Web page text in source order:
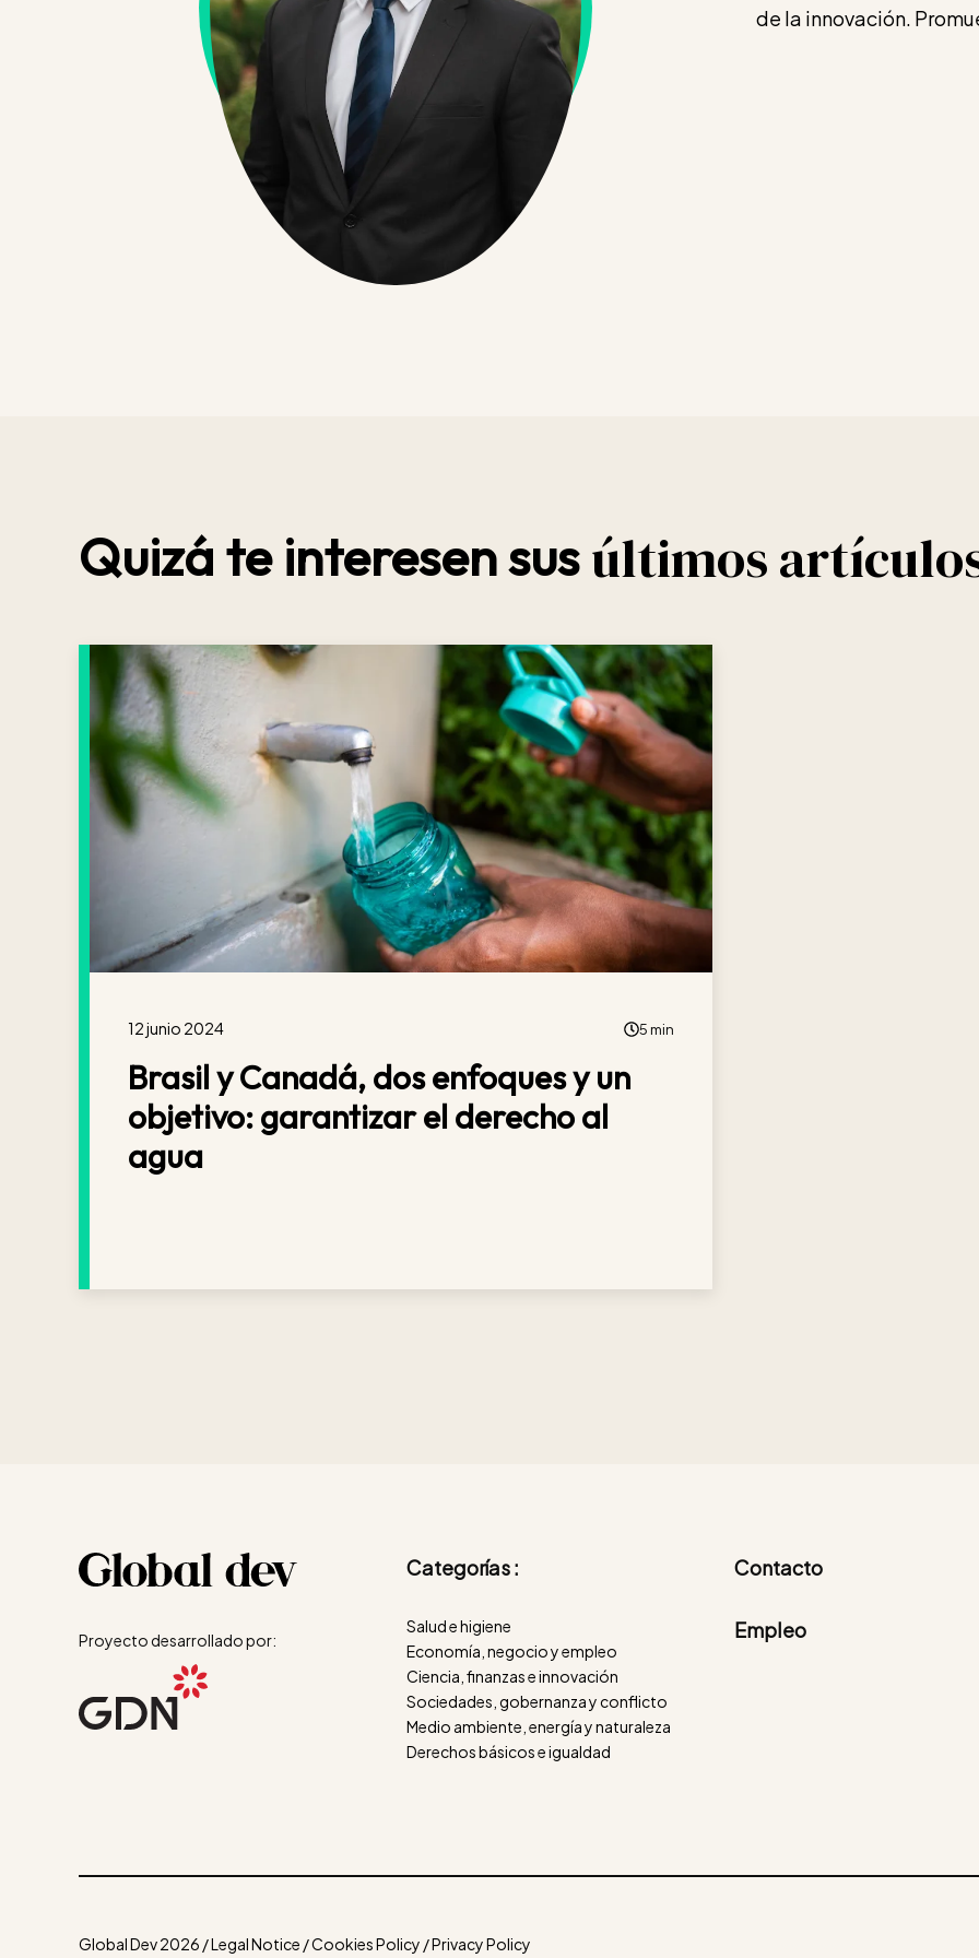
de la innovación.
Quizá te interesen sus últimos
12 junio 2024 5 min
Brasil y Canadá, dos enfoques y un
objetivo: garantizar el derecho al
agua
Proyecto desarrollado por:
Categorías :
Salud e higiene
Economía, negocio y empleo
Ciencia, finanzas e innovación
Sociedades, gobernanza y conflicto
Medio ambiente, energía y naturaleza
Derechos básicos e igualdad
Contacto
Empleo
Global Dev 2026 / Legal Notice / Cookies Policy / Privacy Policy